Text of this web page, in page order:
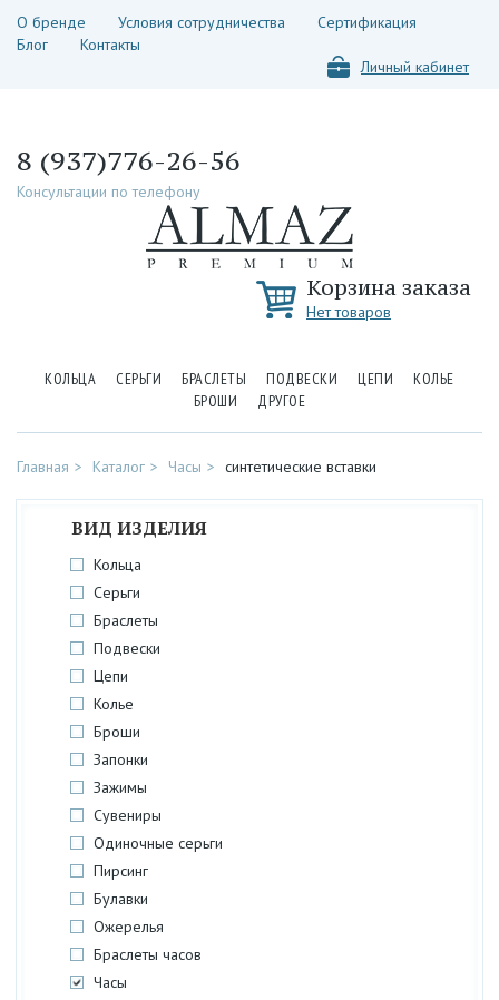
О бренде Условия сотрудничества
Сертификация
Блог
Контакты
Личный кабинет
8 (937)776-26-56
Консультации по телефону
Корзина заказа
Нет товаров
КОЛЬЦА СЕРЬГИ БРАСЛЕТЫ ПОДВЕСКИ ЦЕПИ
КОЛЬЕ
БРОШИ
ДРУГОЕ
Главная Каталог Часы синтетические вставки
ВИД ИЗДЕЛИЯ
Кольца
Серьги
Браслеты
Подвески
Цепи
Колье
Броши
Запонки
Зажимы
Сувениры
Одиночные серьги
Пирсинг
Булавки
Ожерелья
Браслеты часов
Часы